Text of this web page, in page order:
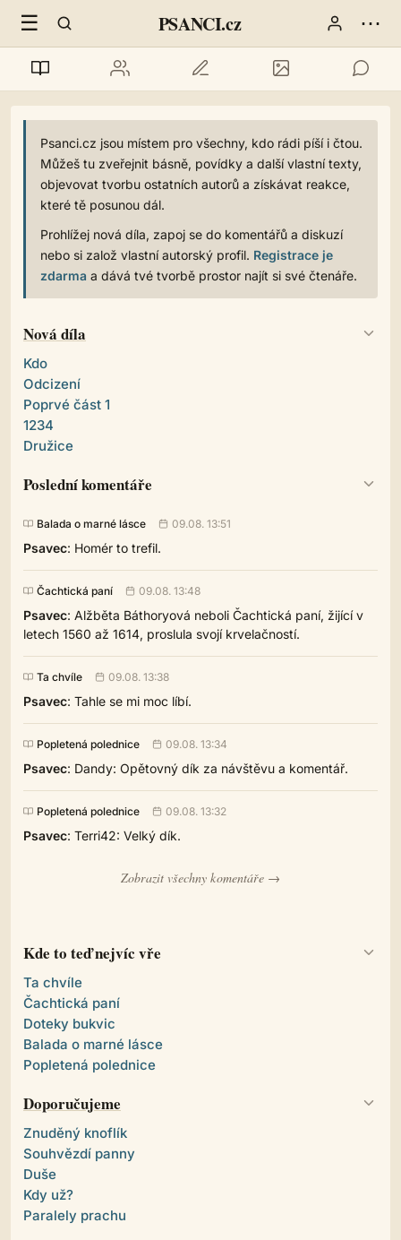
☰ PSANCI.cz ⋯
Psanci.cz jsou místem pro všechny, kdo rádi píší i čtou.
Můžeš tu zveřejnit básně, povídky a další vlastní texty,
objevovat tvorbu ostatních autorů a získávat reakce,
které tě posunou dál.
Prohlížej nová díla, zapoj se do komentářů a diskuzí
nebo si založ vlastní autorský profil. Registrace je
zdarma a dává tvé tvorbě prostor najít si své čtenáře.
Nová díla
Kdo
Odcizení
Poprvé část 1
1234
Družice
Kde to teď nejvíc vře
Ta chvíle
Čachtická paní
Doteky bukvic
Balada o marné lásce
Popletená polednice
Doporučujeme
Znuděný knoflík
Souhvězdí panny
Duše
Kdy už?
Paralely prachu
Poslední komentáře
Balada o marné lásce 09.08. 13:51
Psavec: Homér to trefil.
Čachtická paní 09.08. 13:48
Psavec: Alžběta Báthoryová neboli Čachtická paní, žijící v
letech 1560 až 1614, proslula svojí krvelačností.
Ta chvíle 09.08. 13:38
Psavec: Tahle se mi moc líbí.
Popletená polednice 09.08. 13:34
Psavec: Dandy: Opětovný dík za návštěvu a komentář.
Popletená polednice 09.08. 13:32
Psavec: Terri42: Velký dík.
Zobrazit všechny komentáře →